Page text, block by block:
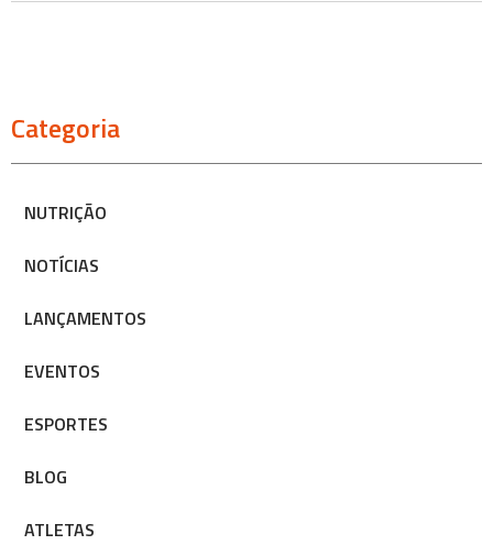
Categoria
NUTRIÇÃO
NOTÍCIAS
LANÇAMENTOS
EVENTOS
ESPORTES
BLOG
ATLETAS